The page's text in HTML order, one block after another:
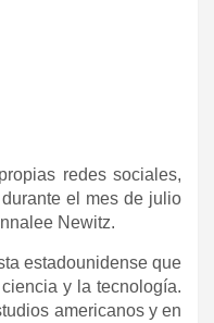
redes sociales,
el mes de julio
Newitz.
estadounidense que
y la tecnología.
americanos y en